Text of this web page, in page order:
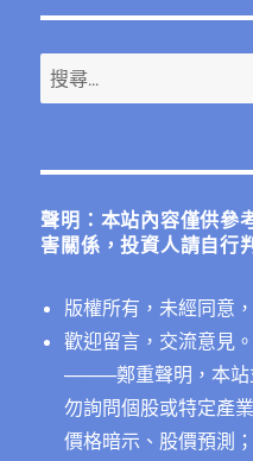
垮
超
和
國
家：
本，
阿
斯
通，
東
搜
尋
鍵
聲明：本站內容僅供參
害關係，投資人請自行
版權所有，未經同意
歡迎留言，交流意見
────鄭重聲明，本站
勿詢問個股或特定產
價格暗示、股價預測